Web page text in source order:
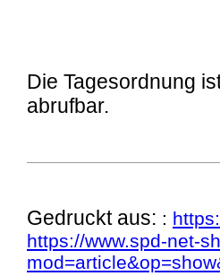
Die Tagesordnung
abrufbar.
Gedruckt aus: :
https://www.spd-net-